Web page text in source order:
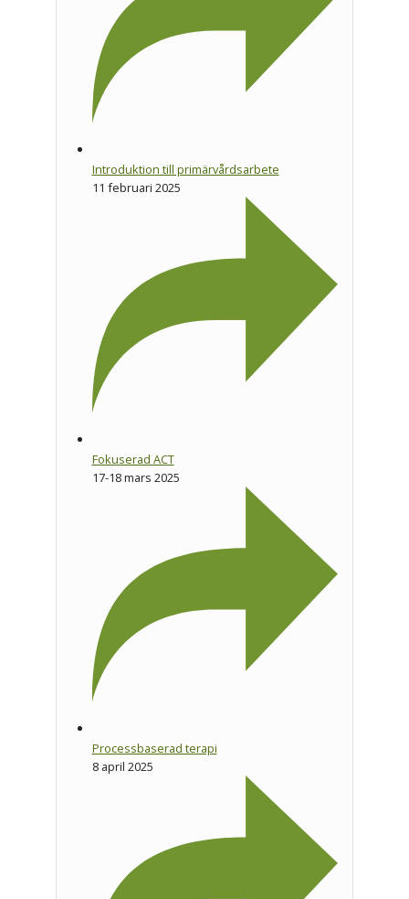
Introduktion till primärvårdsarbete
11 februari 2025
Fokuserad ACT
17-18 mars 2025
Processbaserad terapi
8 april 2025